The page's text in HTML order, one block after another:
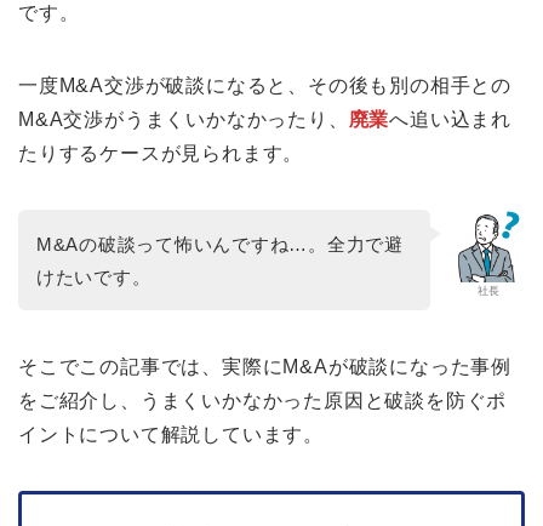
です。
一度M&A交渉が破談になると、その後も別の相手との
M&A交渉がうまくいかなかったり、 廃業へ追い込まれ
たりするケースが見られます。
社長
M&Aの破談って怖いんですね…。全力で避
けたいです。
そこでこの記事では、実際にM&Aが破談になった事例
をご紹介し、うまくいかなかった原因と破談を防ぐポ
イントについて解説しています。